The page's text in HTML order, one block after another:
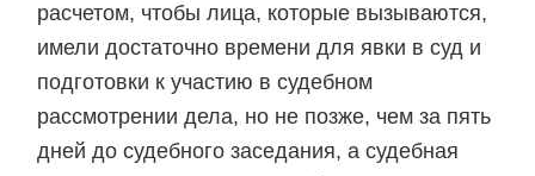
расчетом, чтобы лица, которые вызываются,
имели достаточно времени для явки в суд и
подготовки к участию в судебном
рассмотрении дела, но не позже, чем за пять
дней до судебного заседания, а судебная